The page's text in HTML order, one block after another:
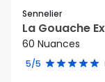
Sennelier
La Gouache
60 Nuances
5/5